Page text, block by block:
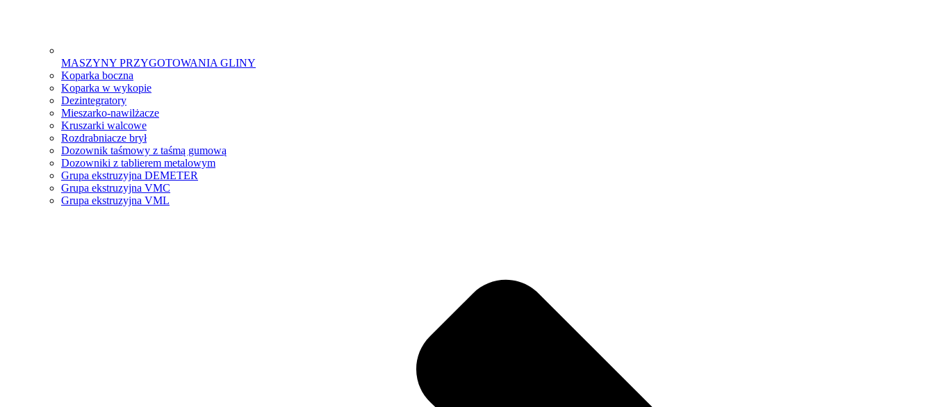
MASZYNY PRZYGOTOWANIA GLINY
Koparka boczna
Koparka w wykopie
Dezintegratory
Mieszarko-nawilżacze
Kruszarki walcowe
Rozdrabniacze brył
Dozownik taśmowy z taśmą gumową
Dozowniki z tablierem metalowym
Grupa ekstruzyjna DEMETER
Grupa ekstruzyjna VMC
Grupa ekstruzyjna VML